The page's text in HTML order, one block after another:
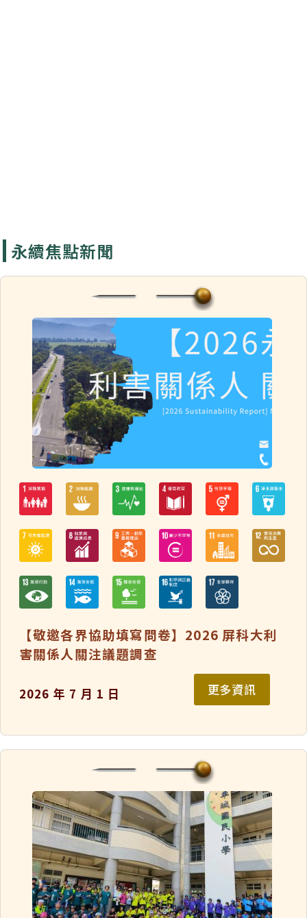
永續焦點新聞
【敬邀各界協助填寫問卷】2026 屏科大利
害關係人關注議題調查
2026 年 7 月 1 日 更多資訊